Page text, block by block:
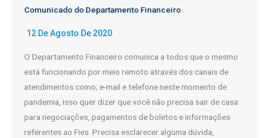
Comunicado do Departamento Financeiro
12 De Agosto De 2020
O Departamento Financeiro comunica a todos que o mesmo
está funcionando por meio remoto através dos canais de
atendimentos como; e-mail e telefone neste momento de
pandemia, isso quer dizer que você não precisa sair de casa
para negociações, pagamentos de boletos e informações
referentes ao Fies. Precisa esclarecer alguma dúvida,